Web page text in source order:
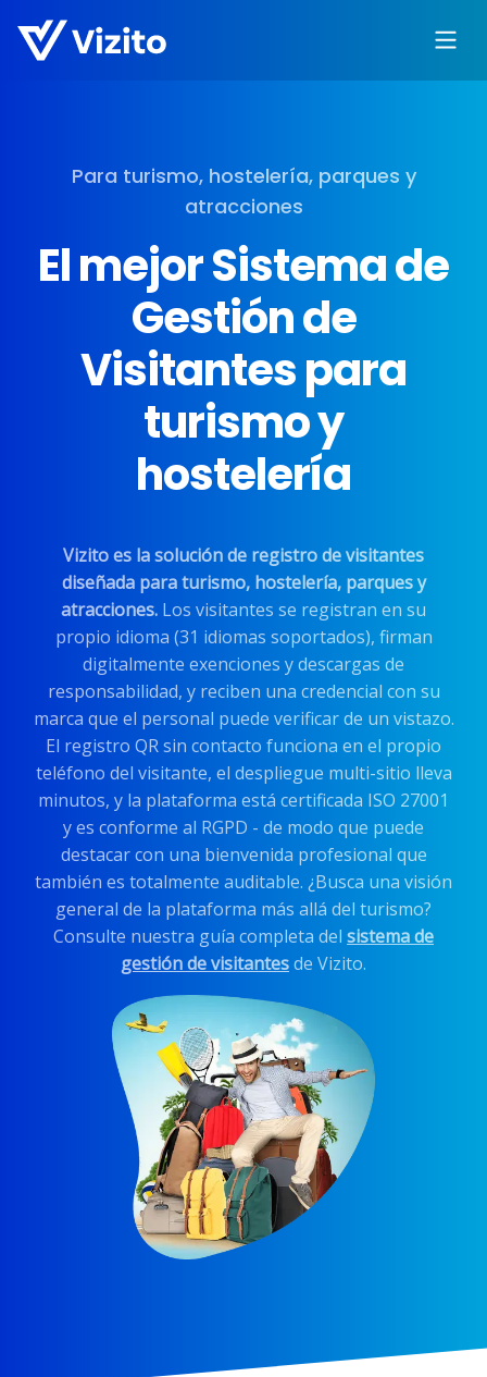
Para turismo, hostelería, parques y
atracciones
El mejor Sistema de
Gestión de
Visitantes para
turismo y
hostelería
Vizito es la solución de registro de visitantes
diseñada para turismo, hostelería, parques y
atracciones. Los visitantes se registran en su
propio idioma (31 idiomas soportados), firman
digitalmente exenciones y descargas de
responsabilidad, y reciben una credencial con su
marca que el personal puede verificar de un vistazo.
El registro QR sin contacto funciona en el propio
teléfono del visitante, el despliegue multi-sitio lleva
minutos, y la plataforma está certificada ISO 27001
y es conforme al RGPD - de modo que puede
destacar con una bienvenida profesional que
también es totalmente auditable. ¿Busca una visión
general de la plataforma más allá del turismo?
Consulte nuestra guía completa del sistema de
gestión de visitantesde Vizito.